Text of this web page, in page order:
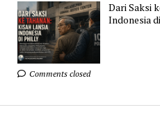
Dari Saksi
Indonesia
Comments closed